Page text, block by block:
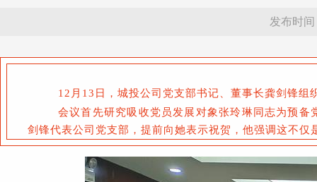
发布时间
12月13日，城投公司党支部书记、董事长龚剑锋
会议首先研究吸收党员发展对象张玲琳同志为预
剑锋代表公司党支部，提前向她表示祝贺，他强调这不